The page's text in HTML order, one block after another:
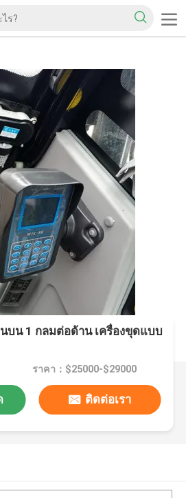
บน 1 กลมต่อด้าน เครื่องขุดแบบ
ราคา：$25000-$29000
ติดต่อเรา